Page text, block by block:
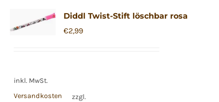
Diddl Twist-Stift löschbar rosa
€2,99
inkl. MwSt.
zzgl.
Versandkosten